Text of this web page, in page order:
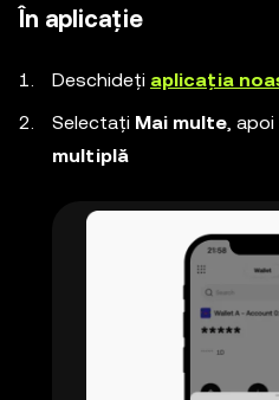
În aplicație
Deschideți aplicația
Selectați Mai multe,
multiplă